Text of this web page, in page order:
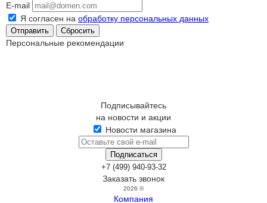
E-mail
Я согласен на обработку персональных данных
Сбросить
Персональные рекомендации
Подписывайтесь
на новости и акции
Новости магазина
+7 (499) 940-93-32
Заказать звонок
2026 ©
Компания